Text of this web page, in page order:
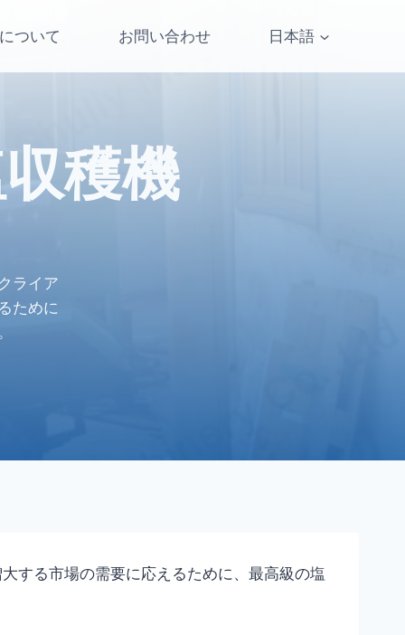
ついて お問い合わせ 日本語
穫機
ライア
ために
する市場の需要に応えるために、最高級の塩